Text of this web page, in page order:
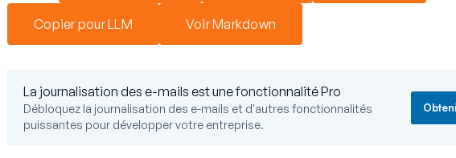
Copier pour LLM Voir Markdown
La journalisation des e-mails est une fonctionnalité Pro
Débloquez la journalisation des e-mails et d'autres fonctionnalités
puissantes pour développer votre entreprise.